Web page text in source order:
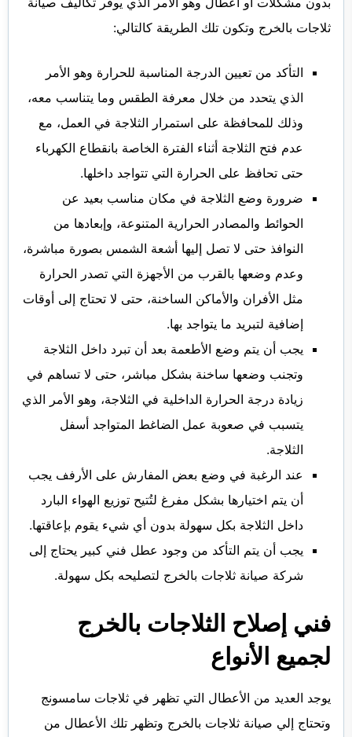
ثلاجات بالخرج وتكون تلك الطريقة كالتالي:
التأكد من تعيين الدرجة المناسبة للحرارة وهو الأمر
الذي يتحدد من خلال معرفة الطقس وما يتناسب معه،
وذلك للمحافظة على استمرار الثلاجة في العمل، مع
عدم فتح الثلاجة أثناء الفترة الخاصة بانقطاع الكهرباء
حتى تحافظ على الحرارة التي تتواجد داخلها.
ضرورة وضع الثلاجة في مكان مناسب بعيد عن
الحوائط والمصادر الحرارية المتنوعة، وإبعادها من
النوافذ حتى لا تصل إليها أشعة الشمس بصورة مباشرة،
وعدم وضعها بالقرب من الأجهزة التي تصدر الحرارة
مثل الأفران والأماكن الساخنة، حتى لا تحتاج إلى أوقات
إضافية لتبريد ما يتواجد بها.
يجب أن يتم وضع الأطعمة بعد أن تبرد داخل الثلاجة
وتجنب وضعها ساخنة بشكل مباشر، حتى لا تساهم في
زيادة درجة الحرارة الداخلية في الثلاجة، وهو الأمر الذي
يتسبب في صعوبة عمل الضاغط المتواجد أسفل
الثلاجة.
عند الرغبة في وضع بعض المفارش على الأرفف يجب
أن يتم اختيارها بشكل مفرغ لتُتيح توزيع الهواء البارد
داخل الثلاجة بكل سهولة بدون أي شيء يقوم بإعاقتها.
يجب أن يتم التأكد من وجود عطل فني كبير يحتاج إلى
شركة صيانة ثلاجات بالخرج لتصليحه بكل سهولة.
فني إصلاح الثلاجات بالخرج
لجميع الأنواع
يوجد العديد من الأعطال التي تظهر في ثلاجات سامسونج
وتحتاج إلي ‎‏صيانة ثلاجات بالخرج وتظهر تلك الأعطال من